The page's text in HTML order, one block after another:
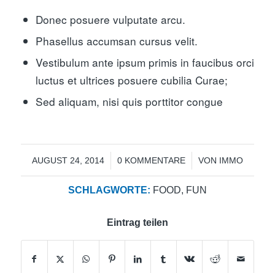
Donec posuere vulputate arcu.
Phasellus accumsan cursus velit.
Vestibulum ante ipsum primis in faucibus orci
luctus et ultrices posuere cubilia Curae;
Sed aliquam, nisi quis porttitor congue
AUGUST 24, 2014
/ 0 KOMMENTARE
/ VON IMMO
SCHLAGWORTE: FOOD, FUN
Eintrag teilen